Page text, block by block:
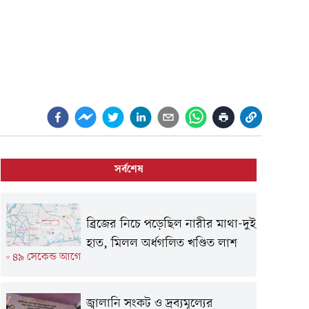
সর্বশেষ
৪৯ সেকেন্ড আগে
ব্রিজের নিচে পড়েছিল নারীর মাথা-দুই
হাত, মিলল অর্ধগলিত খণ্ডিত লাশ
জ্বালানি সংকট ও দ্রব্যমূল্যের